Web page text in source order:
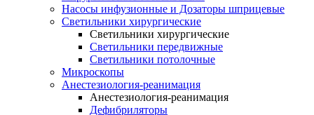
Насосы инфузионные и Дозаторы шприцевые
Светильники хирургические
Светильники хирургические
Светильники передвижные
Светильники потолочные
Микроскопы
Анестезиология-реанимация
Анестезиология-реанимация
Дефибриляторы